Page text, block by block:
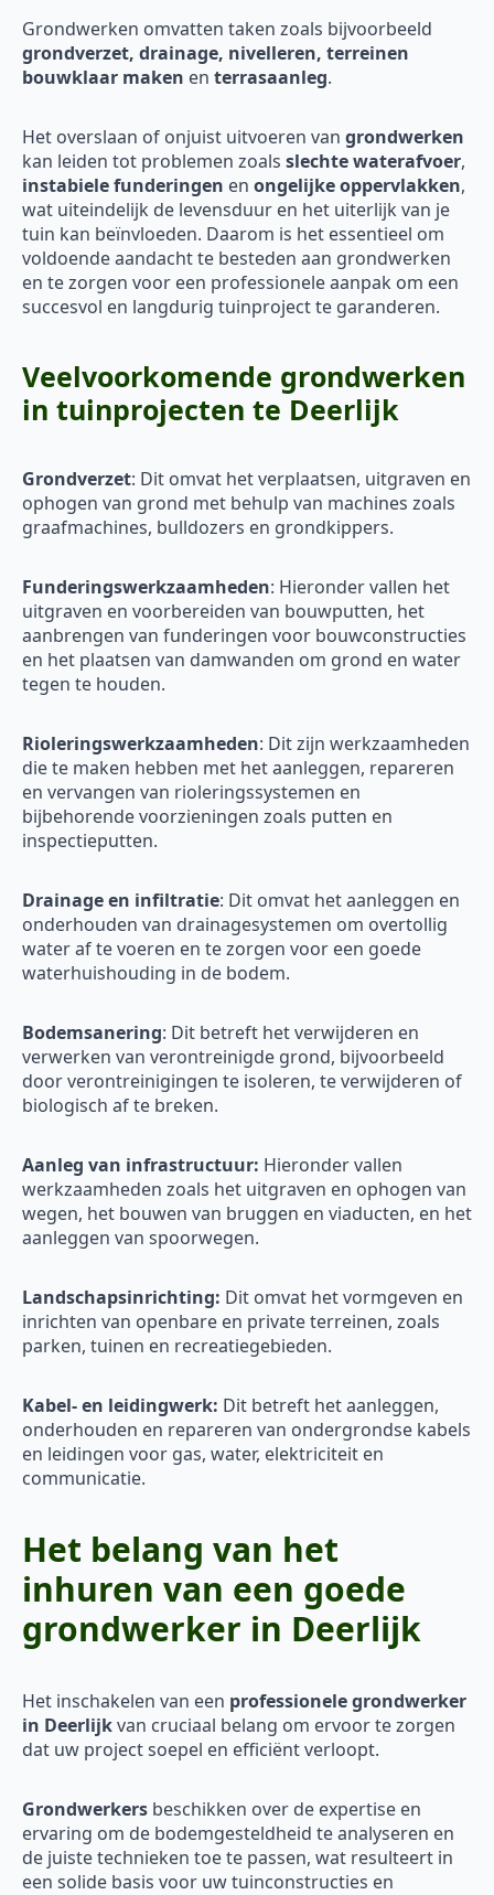
Grondwerken omvatten taken zoals bijvoorbeeld
grondverzet, drainage, nivelleren, terreinen
bouwklaar maken en terrasaanleg.
Het overslaan of onjuist uitvoeren van grondwerken
kan leiden tot problemen zoals slechte waterafvoer,
instabiele funderingen en ongelijke oppervlakken,
wat uiteindelijk de levensduur en het uiterlijk van je
tuin kan beïnvloeden. Daarom is het essentieel om
voldoende aandacht te besteden aan grondwerken
en te zorgen voor een professionele aanpak om een
succesvol en langdurig tuinproject te garanderen.
Veelvoorkomende grondwerken
in tuinprojecten te Deerlijk
Grondverzet: Dit omvat het verplaatsen, uitgraven en
ophogen van grond met behulp van machines zoals
graafmachines, bulldozers en grondkippers.
Funderingswerkzaamheden: Hieronder vallen het
uitgraven en voorbereiden van bouwputten, het
aanbrengen van funderingen voor bouwconstructies
en het plaatsen van damwanden om grond en water
tegen te houden.
Rioleringswerkzaamheden: Dit zijn werkzaamheden
die te maken hebben met het aanleggen, repareren
en vervangen van rioleringssystemen en
bijbehorende voorzieningen zoals putten en
inspectieputten.
Drainage en infiltratie: Dit omvat het aanleggen en
onderhouden van drainagesystemen om overtollig
water af te voeren en te zorgen voor een goede
waterhuishouding in de bodem.
Bodemsanering: Dit betreft het verwijderen en
verwerken van verontreinigde grond, bijvoorbeeld
door verontreinigingen te isoleren, te verwijderen of
biologisch af te breken.
Aanleg van infrastructuur: Hieronder vallen
werkzaamheden zoals het uitgraven en ophogen van
wegen, het bouwen van bruggen en viaducten, en het
aanleggen van spoorwegen.
Landschapsinrichting: Dit omvat het vormgeven en
inrichten van openbare en private terreinen, zoals
parken, tuinen en recreatiegebieden.
Kabel- en leidingwerk: Dit betreft het aanleggen,
onderhouden en repareren van ondergrondse kabels
en leidingen voor gas, water, elektriciteit en
communicatie.
Het belang van het
inhuren van een goede
grondwerker in Deerlijk
Het inschakelen van een professionele grondwerker
in Deerlijkvan cruciaal belang om ervoor te zorgen
dat uw project soepel en efficiënt verloopt.
Grondwerkers beschikken over de expertise en
ervaring om de bodemgesteldheid te analyseren en
de juiste technieken toe te passen, wat resulteert in
een solide basis voor uw tuinconstructies en